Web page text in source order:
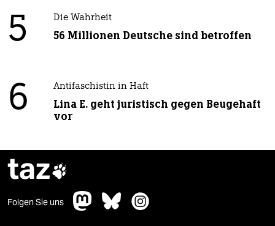
5 Die Wahrheit
56 Millionen Deutsche sind betroffen
6 Antifaschistin in Haft
Lina E. geht juristisch gegen Beugehaft
vor
taz
Folgen Sie uns